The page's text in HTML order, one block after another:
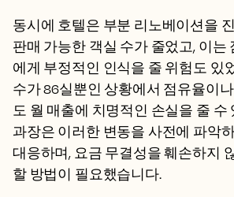
동시에 호텔은 부분 리노베이션을
판매 가능한 객실 수가 줄었고, 이는
에게 부정적인 인식을 줄 위험도 있
수가 86실뿐인 상황에서 점유율이
도 월 매출에 치명적인 손실을 줄 수
과장은 이러한 변동을 사전에 파악
대응하며, 요금 무결성을 훼손하지
할 방법이 필요했습니다.